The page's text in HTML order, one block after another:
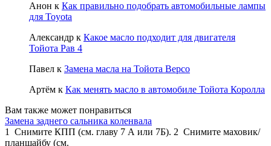
Анон к Как правильно подобрать автомобильные лампы
для Toyota
Александр к Какое масло подходит для двигателя
Тойота Рав 4
Павел к Замена масла на Тойота Версо
Артём к Как менять масло в автомобиле Тойота Королла
Вам также может понравиться
Замена заднего сальника коленвала
1 Снимите КПП (см. главу 7 А или 7Б). 2 Снимите маховик/
планшайбу (см.